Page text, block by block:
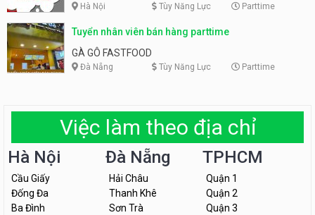
Hà Nội Tùy Năng Lực Parttime
Tuyển nhân viên bán hàng parttime
GÀ GÔ FASTFOOD
Đà Nẵng Tùy Năng Lực Parttime
Việc làm theo địa chỉ
Hà Nội
Cầu Giấy
Đống Đa
Ba Đình
Đà Nẵng
Hải Châu
Thanh Khê
Sơn Trà
TPHCM
Quận 1
Quận 2
Quận 3